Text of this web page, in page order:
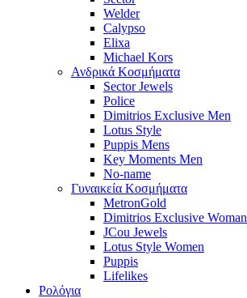
Welder
Calypso
Elixa
Michael Kors
Ανδρικά Κοσμήματα
Sector Jewels
Police
Dimitrios Exclusive Men
Lotus Style
Puppis Mens
Key Moments Men
No-name
Γυναικεία Κοσμήματα
MetronGold
Dimitrios Exclusive Woman
JCou Jewels
Lotus Style Women
Puppis
Lifelikes
Ρολόγια